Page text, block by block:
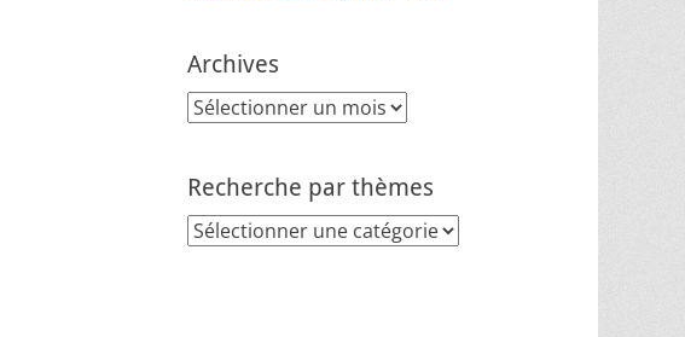
Archives
Archives
Recherche par thèmes
Recherche